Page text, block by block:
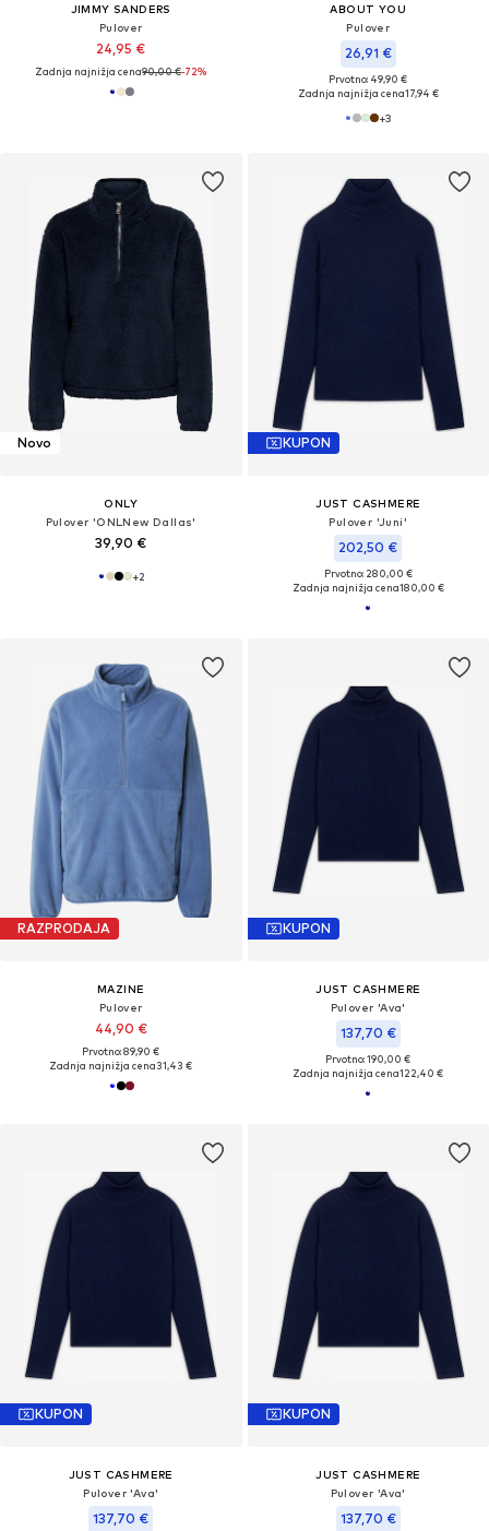
JIMMY SANDERS
Pulover
24,95 €
Zadnja najnižja cena90,00 €-72%
ABOUT YOU
Pulover
26,91 €
Prvotno: 49,90 €
Zadnja najnižja cena17,94 €
+3
Novo
ONLY
Pulover 'ONLNew Dallas'
39,90 €
+2
KUPON
JUST CASHMERE
Pulover 'Juni'
202,50 €
Prvotno: 280,00 €
Zadnja najnižja cena180,00 €
RAZPRODAJA
MAZINE
Pulover
44,90 €
Prvotno: 89,90 €
Zadnja najnižja cena31,43 €
KUPON
JUST CASHMERE
Pulover 'Ava'
137,70 €
Prvotno: 190,00 €
Zadnja najnižja cena122,40 €
KUPON
JUST CASHMERE
Pulover 'Ava'
137,70 €
KUPON
JUST CASHMERE
Pulover 'Ava'
137,70 €